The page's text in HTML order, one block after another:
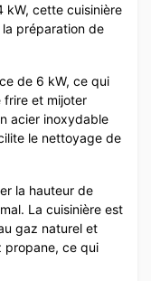
kW, cette cuisinière
préparation de
de 6 kW, ce qui
frire et mijoter
acier inoxydable
le nettoyage de
la hauteur de
La cuisinière est
gaz naturel et
propane, ce qui